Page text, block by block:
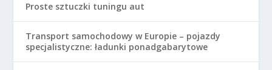
Proste sztuczki tuningu aut
Transport samochodowy w Europie – pojazdy
specjalistyczne: ładunki ponadgabarytowe